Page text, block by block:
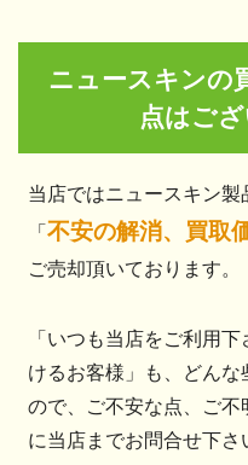
ニュースキンの
点はご
当店ではニュースキン
「不安の解消、買取
ご売却頂いております
「いつも当店をご利用
けるお客様」も、どん
ので、ご不安な点、ご
に当店までお問合せ下さ